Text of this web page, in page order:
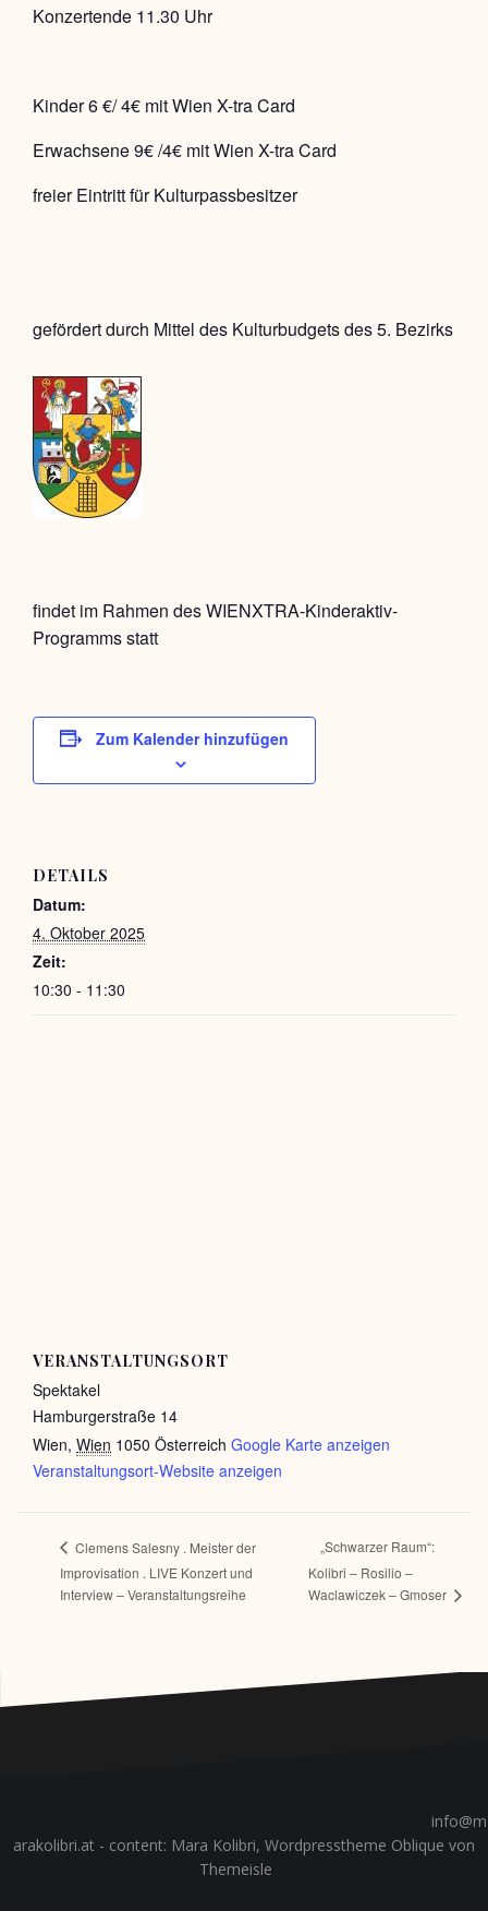
Konzertende 11.30 Uhr
Kinder 6 €/ 4€ mit Wien X-tra Card
Erwachsene 9€ /4€ mit Wien X-tra Card
freier Eintritt für Kulturpassbesitzer
gefördert durch Mittel des Kulturbudgets des 5. Bezirks
findet im Rahmen des WIENXTRA-Kinderaktiv-
Programms statt
Zum Kalender hinzufügen
DETAILS
Datum:
4. Oktober 2025
Zeit:
10:30 - 11:30
VERANSTALTUNGSORT
Spektakel
Hamburgerstraße 14
Wien, Wien 1050 Österreich Google Karte anzeigen
Veranstaltungsort-Website anzeigen
Clemens Salesny . Meister der
Improvisation . LIVE Konzert und
Interview – Veranstaltungsreihe
„Schwarzer Raum“:
Kolibri – Rosilio –
Waclawiczek – Gmoser